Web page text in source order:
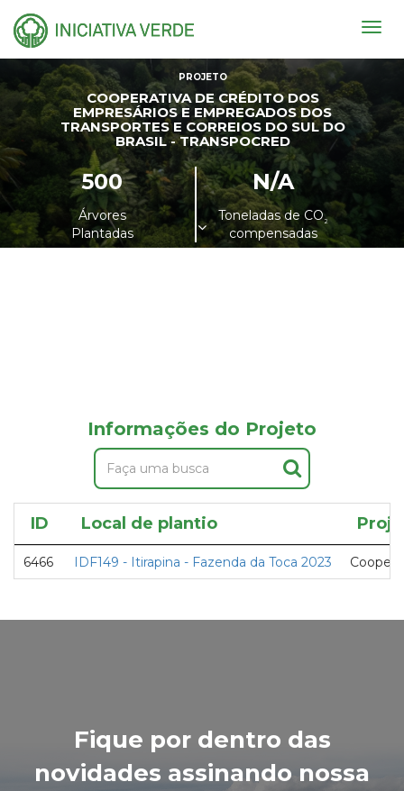
PROJETO
COOPERATIVA DE CRÉDITO DOS
EMPRESÁRIOS E EMPREGADOS DOS
TRANSPORTES E CORREIOS DO SUL DO
BRASIL - TRANSPOCRED
500
Árvores
Plantadas
N/A
Toneladas de CO²
compensadas
Informações do Projeto
ID Local de plantio
6466 IDF149 - Itirapina - Fazenda da Toca 2023
Fique por dentro das
novidades assinando nossa